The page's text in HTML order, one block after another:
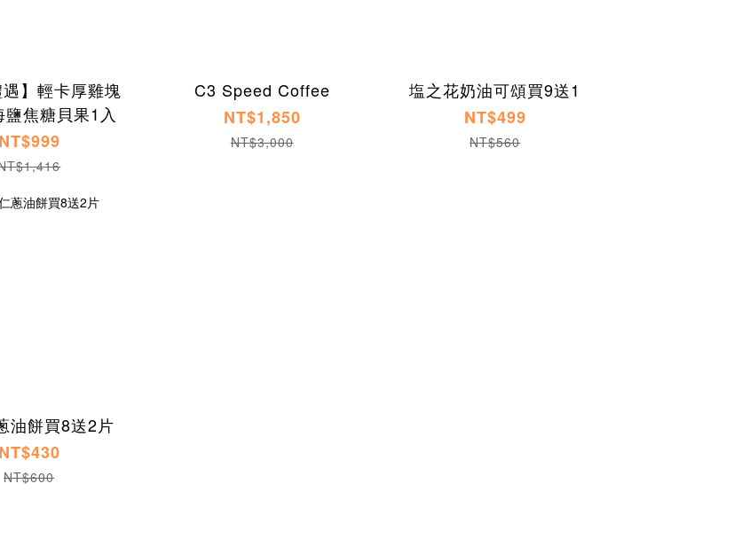
遇】輕卡厚雞塊
焦糖貝果1入
NT$999
C3 Speed Coffee
NT$1,850
NT$3,000
塩之花奶油可頌買9送1
NT$499
NT$560
油餅買8送2片
NT$430
NT$600